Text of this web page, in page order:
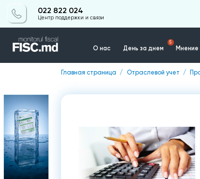
022 822 024
Центр поддержки и связи
О нас День за днем
5
Мнение
Главная страница Отраслевой учет